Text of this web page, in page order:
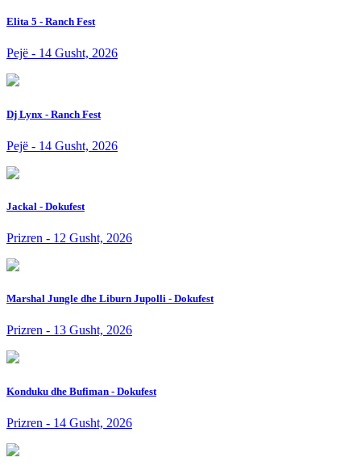
Elita 5 - Ranch Fest
Pejë - 14 Gusht, 2026
Dj Lynx - Ranch Fest
Pejë - 14 Gusht, 2026
Jackal - Dokufest
Prizren - 12 Gusht, 2026
Marshal Jungle dhe Liburn Jupolli - Dokufest
Prizren - 13 Gusht, 2026
Konduku dhe Bufiman - Dokufest
Prizren - 14 Gusht, 2026